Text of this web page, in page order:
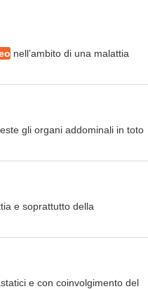
nell’ambito di una malattia
gli organi addominali in toto
e soprattutto della
e con coinvolgimento del